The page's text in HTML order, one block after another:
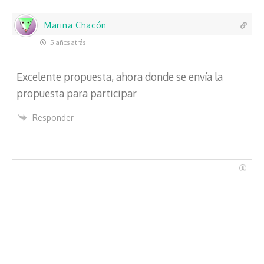
t
Marina Chacón
5 años atrás
Excelente propuesta, ahora donde se envía la
propuesta para participar
Responder